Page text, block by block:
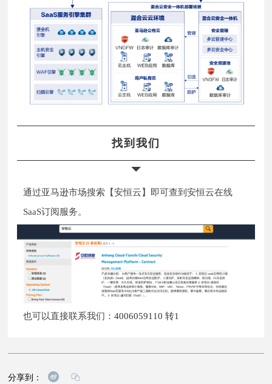
找到我们
通过亚马逊市场搜索【安恒云】即可查到安恒云在线
SaaS订阅服务。
也可以直接联系我们：4006059110 转1
分享到：